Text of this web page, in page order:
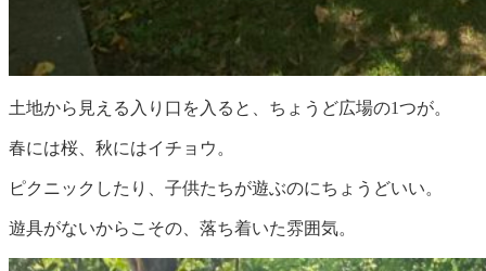
土地から見える入り口を入ると、ちょうど広場の1つが。
春には桜、秋にはイチョウ。
ピクニックしたり、子供たちが遊ぶのにちょうどいい。
遊具がないからこその、落ち着いた雰囲気。